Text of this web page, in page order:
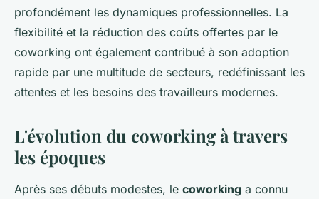
profondément les dynamiques professionnelles. La
flexibilité et la réduction des coûts offertes par le
coworking ont également contribué à son adoption
rapide par une multitude de secteurs, redéfinissant les
attentes et les besoins des travailleurs modernes.
L'évolution du coworking à travers
les époques
Après ses débuts modestes, le coworking a connu